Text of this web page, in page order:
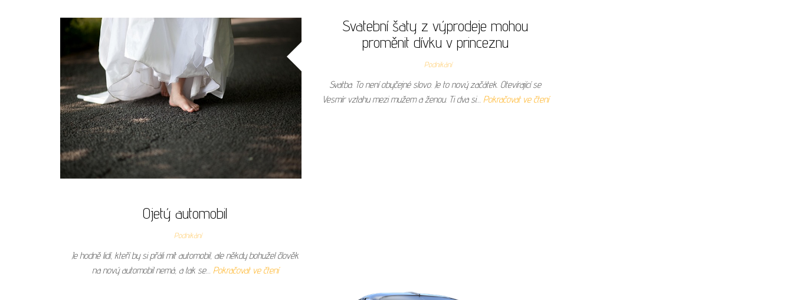
Svatební šaty z výprodeje mohou
proměnit dívku v princeznu
Podnikání
Svatba. To není obyčejné slovo. Je to nový začátek. Otevírající se
Vesmír vztahu mezi mužem a ženou. Ti dva si… Pokračovat ve čtení
Ojetý automobil
Podnikání
Je hodně lidí, kteří by si přáli mít automobil, ale někdy bohužel člověk
na nový automobil nemá, a tak se… Pokračovat ve čtení